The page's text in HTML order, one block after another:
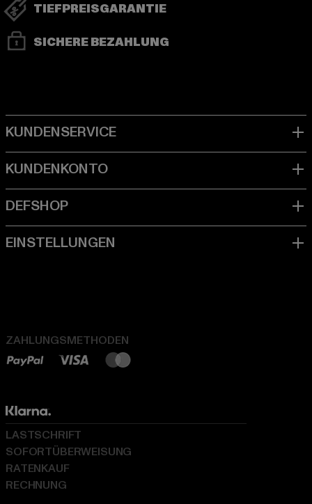
TIEFPREISGARANTIE
SICHERE BEZAHLUNG
ZAHLUNGSMETHODEN
LASTSCHRIFT
SOFORTÜBERWEISUNG
RATENKAUF
RECHNUNG